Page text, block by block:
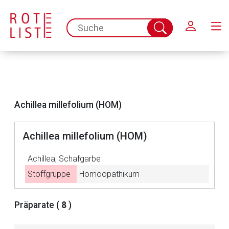
spc.search.input.placeholder
Suche
abschicken
Achillea millefolium (HOM)
Achillea millefolium (HOM)
Achillea, Schafgarbe
Stoffgruppe
Homöopathikum
Präparate ( 8 )
Aufruf einer externen Seite